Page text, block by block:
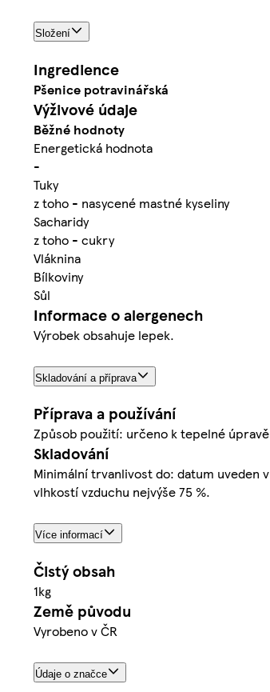
Složení
Ingredience
Pšenice potravinářská
Výživové údaje
Běžné hodnoty
Energetická hodnota
-
Tuky
z toho - nasycené mastné kyseliny
Sacharidy
z toho - cukry
Vláknina
Bílkoviny
Sůl
Informace o alergenech
Výrobek obsahuje lepek.
Skladování a příprava
Příprava a používání
Způsob použití: určeno k tepelné
Skladování
Minimální trvanlivost do: datum uveden
vlhkostí vzduchu nejvýše 75 %.
Více informací
Čistý obsah
1kg
Země původu
Vyrobeno v ČR
Údaje o značce